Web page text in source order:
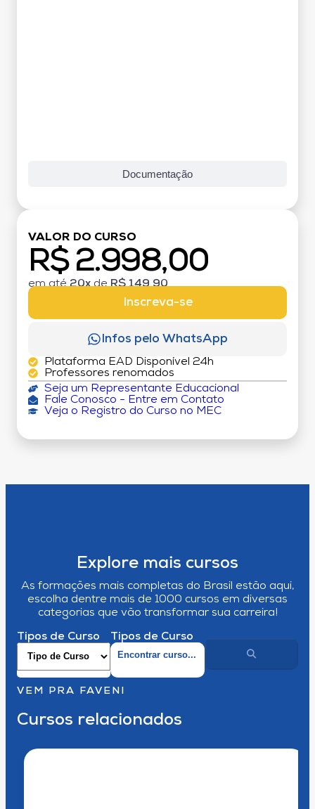
Documentação
VALOR DO CURSO
R$ 2.998,00
em até20xdeR$ 149,90
Inscreva-se
Infos pelo WhatsApp
Plataforma EAD Disponível 24h
Professores renomados
Seja um Representante Educacional
Fale Conosco - Entre em Contato
Veja o Registro do Curso no MEC
Explore mais cursos
As formações mais completas do Brasil estão aqui,
escolha dentre mais de 1000 cursos em diversas
categorias que vão transformar sua carreira!
Tipos de Curso Tipos de Curso
VEM PRA FAVENI
Cursos relacionados